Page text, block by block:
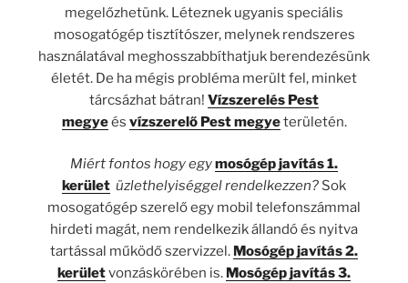
megelőzhetünk. Léteznek ugyanis speciális
mosogatógép tisztítószer, melynek rendszeres
használatával meghosszabbíthatjuk berendezésünk
életét. De ha mégis probléma merült fel, minket
tárcsázhat bátran! Vízszerelés Pest
megyeés vízszerelő Pest megyeterületén.
Miért fontos hogy egymosógép javítás 1.
kerület üzlethelyiséggel rendelkezzen? Sok
mosogatógép szerelő egy mobil telefonszámmal
hirdeti magát, nem rendelkezik állandó és nyitva
tartással működő szervizzel. Mosógép javítás 2.
kerületvonzáskörében is. Mosógép javítás 3.